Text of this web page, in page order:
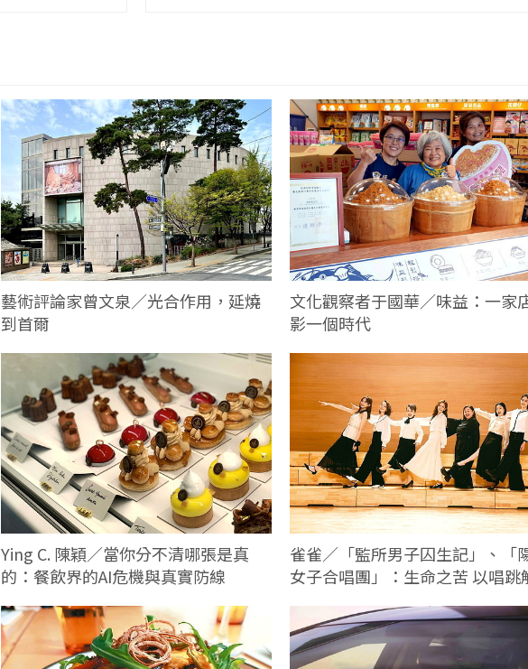
藝術評論家曾文泉／光合作用，延燒
到首爾
文化觀察者于國華／味益：一家
影一個時代
Ying C. 陳穎／當你分不清哪張是真
的：餐飲界的AI危機與真實防線
雀雀／「監所男子囚生記」、「
女子合唱團」：生命之苦 以唱跳